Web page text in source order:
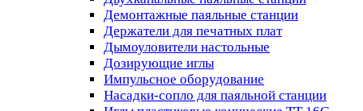
Демонтажные паяльные станции
Держатели для печатных плат
Дымоуловители настольные
Дозирующие иглы
Импульсное оборудование
Насадки-сопло для паяльной станции